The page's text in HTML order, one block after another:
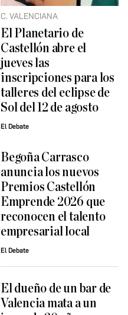
C. VALENCIANA
El Planetario de
Castellón abre el
jueves las
inscripciones para los
talleres del eclipse de
Sol del 12 de agosto
El Debate
Begoña Carrasco
anuncia los nuevos
Premios Castellón
Emprende 2026 que
reconocen el talento
empresarial local
El Debate
El dueño de un bar de
Valencia mata a un